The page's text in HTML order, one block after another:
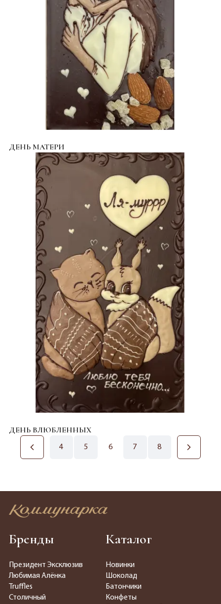
ДЕНЬ МАТЕРИ
ДЕНЬ ВЛЮБЛЕННЫХ
4 5 6 7 8
Бренды
Президент Эксклюзив
Любимая Алёнка
Truffles
Столичный
Каталог
Новинки
Шоколад
Батончики
Конфеты